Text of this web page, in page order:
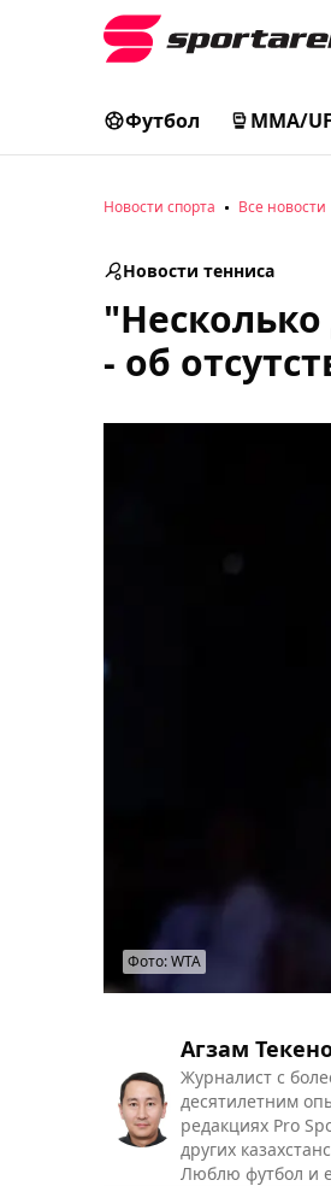
Футбол MMA/
Новости спорта Все новости
Новости тенниса
- об
Фото: WTA
Агзам
Журналист с
десятилетним
редакциях Pro
других
Люблю футбол и